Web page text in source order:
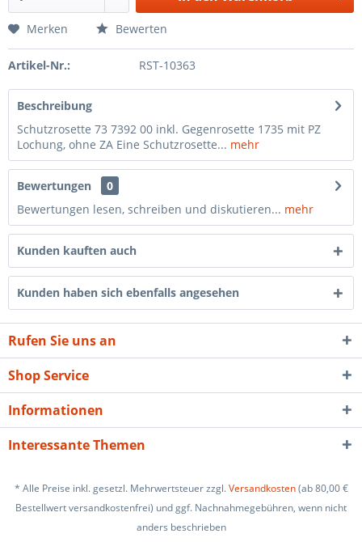
Merken Bewerten
Artikel-Nr.: RST-10363
Beschreibung
Schutzrosette 73 7392 00 inkl. Gegenrosette 1735 mit PZ
Lochung, ohne ZA Eine Schutzrosette... mehr
Bewertungen
0
Bewertungen lesen, schreiben und diskutieren... mehr
Kunden kauften auch
Kunden haben sich ebenfalls angesehen
Rufen Sie uns an
Shop Service
Informationen
Interessante Themen
* Alle Preise inkl. gesetzl. Mehrwertsteuer zzgl.Versandkosten(ab 80,00 €
Bestellwert versandkostenfrei) und ggf. Nachnahmegebühren, wenn nicht
anders beschrieben